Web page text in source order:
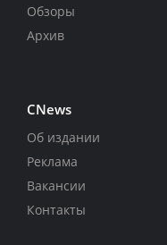
Обзоры
Архив
CNews
Об издании
Реклама
Вакансии
Контакты